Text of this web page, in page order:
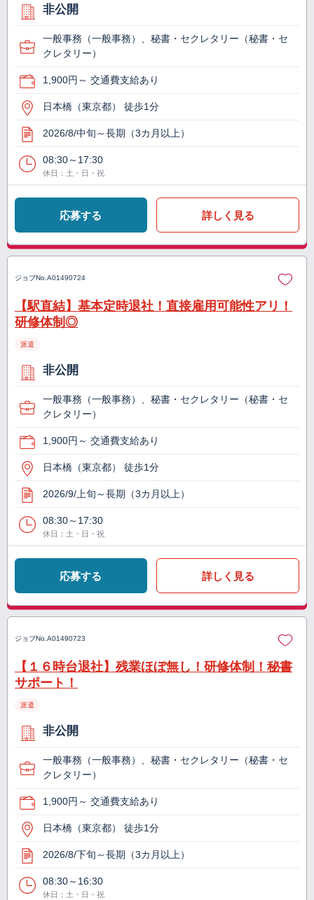
非公開
一般事務（一般事務）、秘書・セクレタリー（秘書・セ
クレタリー）
1,900円～ 交通費支給あり
日本橋（東京都） 徒歩1分
2026/8/中旬～長期（3カ月以上）
08:30～17:30
休日：土・日・祝
応募する 詳しく見る
ジョブNo. A01490724
【駅直結】基本定時退社！直接雇用可能性アリ！
研修体制◎
派遣
非公開
一般事務（一般事務）、秘書・セクレタリー（秘書・セ
クレタリー）
1,900円～ 交通費支給あり
日本橋（東京都） 徒歩1分
2026/9/上旬～長期（3カ月以上）
08:30～17:30
休日：土・日・祝
応募する 詳しく見る
ジョブNo. A01490723
【１６時台退社】残業ほぼ無し！研修体制！秘書
サポート！
派遣
非公開
一般事務（一般事務）、秘書・セクレタリー（秘書・セ
クレタリー）
1,900円～ 交通費支給あり
日本橋（東京都） 徒歩1分
2026/8/下旬～長期（3カ月以上）
08:30～16:30
休日：土・日・祝